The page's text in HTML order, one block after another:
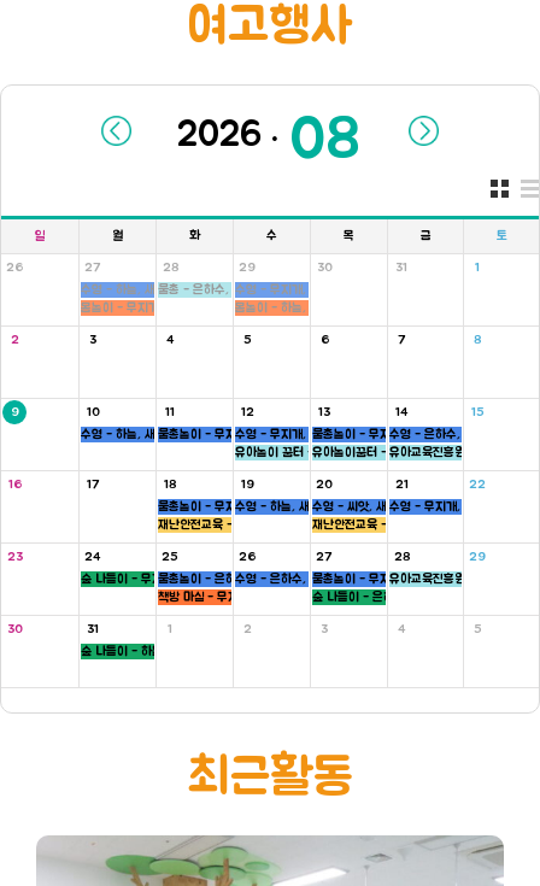
여고행사
.
일 월 화 수 목 금 토
26
27
수영 - 하늘, 새싹반
몸놀이 - 무지개, 씨앗반
28
물총 - 은하수, 새싹, 병아리반
29
수영 - 무지개, 씨앗반
몸놀이 - 하늘, 새싹반
30 31 1
2 3 4 5 6 7 8
9
10
수영 - 하늘, 새싹반
11
물총놀이 - 무지개, 새싹, 병아리반
12
수영 - 무지개, 씨앗반
유아놀이 꿈터 - 은하수, 하늘반
13
물총놀이 - 무지개, 씨앗, 하늘반
유아놀이꿈터 - 무지개반
14
수영 - 은하수, 병아리반
유아교육진흥원 - 씨앗반
15
16 17
18
물총놀이 - 무지개, 새싹, 병아리반
재난안전교육 - 5세
19
수영 - 하늘, 새싹반
20
수영 - 씨앗, 새싹반
재난안전교육 - 5세
21
수영 - 무지개, 씨앗반
22
23
24
숲 나들이 - 무지개, 씨앗반
25
물총놀이 - 은하수, 새싹, 병아리반
책방 마실 - 무지개 ,하늘반
26
수영 - 은하수, 병아리반
27
물총놀이 - 무지개, 씨앗, 하늘반
숲 나들이 - 은하수, 병아리반
28
유아교육진흥원 - 새싹반
29
30
31
숲 나들이 - 하늘, 새싹반
1 2 3 4 5
최근활동